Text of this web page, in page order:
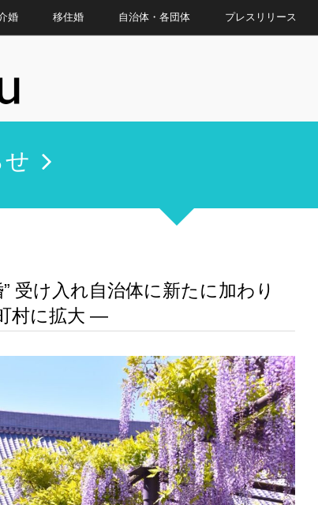
婚 移住婚 自治体・各団体 プレスリリース
受け入れ自治体に新たに加わり
村に拡大 ―